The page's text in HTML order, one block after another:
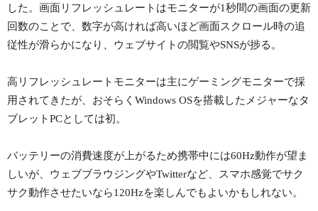
した。画面リフレッシュレートはモニターが1秒間の画面の更新
回数のことで、数字が高ければ高いほど画面スクロール時の追
従性が滑らかになり、ウェブサイトの閲覧やSNSが捗る。
高リフレッシュレートモニターは主にゲーミングモニターで採
用されてきたが、おそらくWindows OSを搭載したメジャーなタ
ブレットPCとしては初。
バッテリーの消費速度が上がるため携帯中には60Hz動作が望ま
しいが、ウェブブラウジングやTwitterなど、スマホ感覚でサク
サク動作させたいなら120Hzを楽しんでもよいかもしれない。